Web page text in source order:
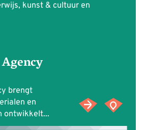
kunst & cultuur en
brengt
en
ontwikkelt...